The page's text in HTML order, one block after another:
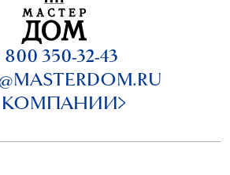
800 350-32-43